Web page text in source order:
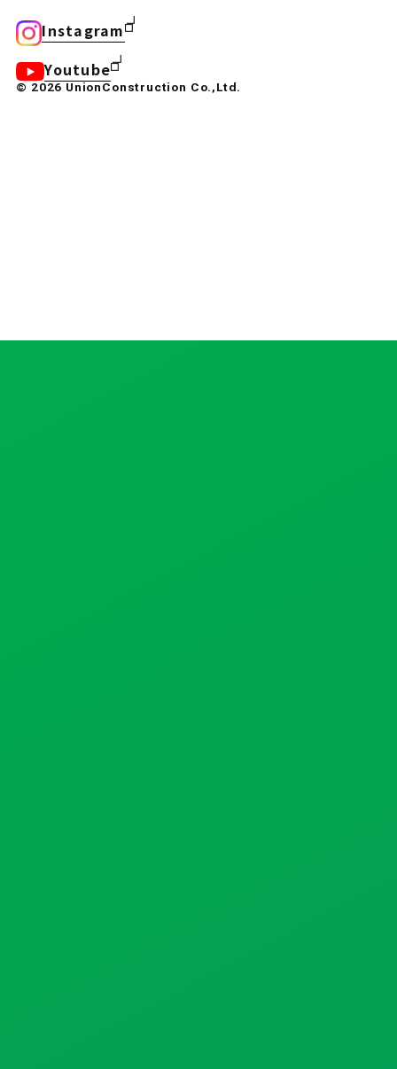
Instagram
Youtube
© 2026 UnionConstruction Co.,Ltd.